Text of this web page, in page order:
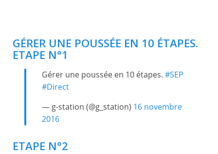
GÉRER UNE POUSSÉE EN 10 ÉTAPES.
ETAPE N°1
Gérer une poussée en 10 étapes. #SEP
#Direct
— g-station (@g_station) 16 novembre
2016
ETAPE N°2